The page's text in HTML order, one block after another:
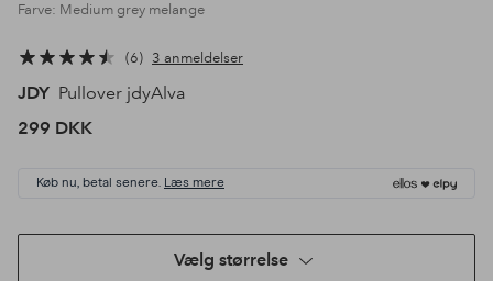
Farve: Medium grey melange
6 3 anmeldelser
JDY Pullover jdyAlva
299 DKK
Køb nu, betal senere. Læs mere
Vælg størrelse